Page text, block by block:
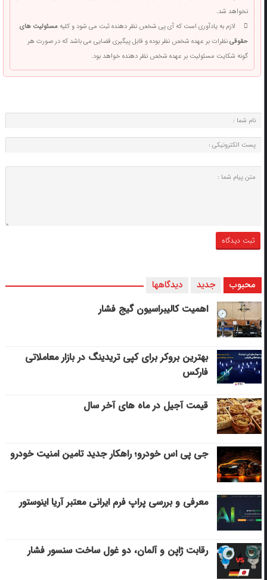
نخواهد شد.
لازم به یادآوری است که آی پی شخص نظر دهنده ثبت می شود و کلیهمسئولیت های
حقوقینظرات بر عهده شخص نظر بوده و قابل پیگیری قضایی می باشد که در صورت هر
گونه شکایت مسئولیت بر عهده شخص نظر دهنده خواهد بود.
محبوب جدید دیدگاهها
اهمیت کالیبراسیون گیج فشار
بهترین بروکر برای کپی‌ تریدینگ در بازار معاملاتی
فارکس
قیمت آجیل در ماه های آخر سال
جی پی اس خودرو؛ راهکار جدید تامین امنیت خودرو
معرفی و بررسی پراپ فرم ایرانی معتبر آریا اینوستور
رقابت ژاپن و آلمان، دو غول ساخت سنسور فشار